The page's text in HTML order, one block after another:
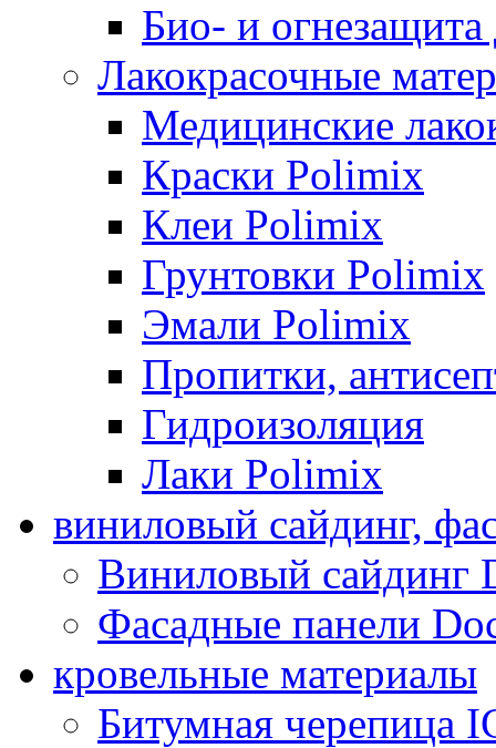
Био- и
Лакокрасочные
Медицинские
Краски Polimix
Клеи Polimix
Грунтовки Polimix
Эмали Polimix
Пропитки,
Гидроизоляция
Лаки Polimix
виниловый сайдинг,
Виниловый сайдинг
Фасадные панели
кровельные материалы
Битумная черепица